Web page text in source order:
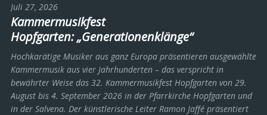
Juli 27, 2026
Kammermusikfest
Hopfgarten: „Generationenklänge“
Hochkarätige Musiker aus ganz Europa präsentieren ausgewählte
Kammermusik aus vier Jahrhunderten – das verspricht in
bewährter Weise das 32. Kammermusikfest Hopfgarten von 29.
August bis 4. September 2026 in der Pfarrkirche Hopfgarten und
in der Salvena. Der künstlerische Leiter Ramon Jaffé präsentiert